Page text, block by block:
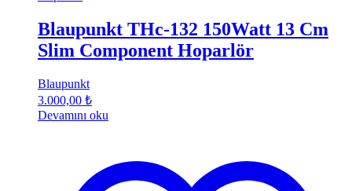
Blaupunkt THc-132 150Watt 13 Cm
Slim Component Hoparlör
Blaupunkt
3.000,00 ₺
Devamını oku